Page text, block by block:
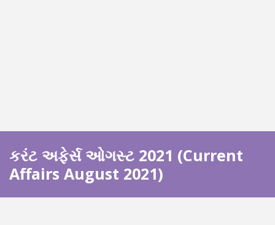
કરંટ અફેર્સ ઓગસ્ટ 2021 (Current
Affairs August 2021)